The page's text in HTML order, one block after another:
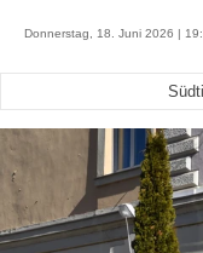
Donnerstag, 18. Juni 2026 |